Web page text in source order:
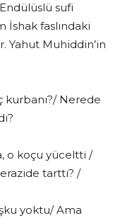
sufi
İshak faslındaki
Yahut Muhiddin’in
Nerede
o koçu yüceltti /
tarttı? /
yoktu/ Ama